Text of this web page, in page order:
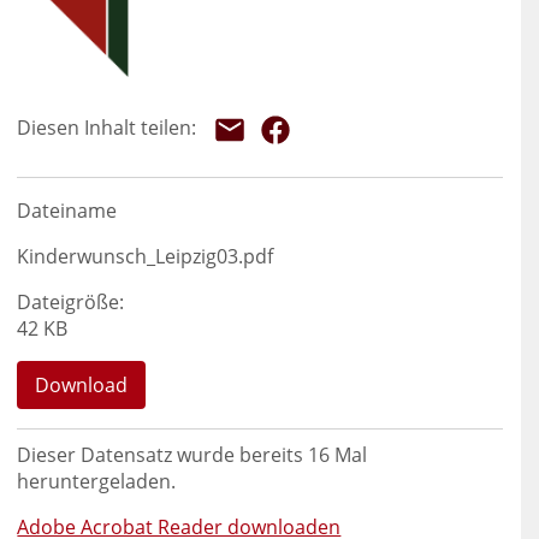
Dateiname
Kinderwunsch_Leipzig03.pdf
Dateigröße:
42 KB
Download
Dieser Datensatz wurde bereits 16 Mal
heruntergeladen.
Adobe Acrobat Reader downloaden